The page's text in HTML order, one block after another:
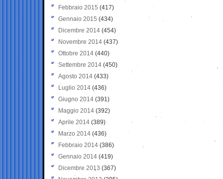
Febbraio 2015 (417)
Gennaio 2015 (434)
Dicembre 2014 (454)
Novembre 2014 (437)
Ottobre 2014 (440)
Settembre 2014 (450)
Agosto 2014 (433)
Luglio 2014 (436)
Giugno 2014 (391)
Maggio 2014 (392)
Aprile 2014 (389)
Marzo 2014 (436)
Febbraio 2014 (386)
Gennaio 2014 (419)
Dicembre 2013 (367)